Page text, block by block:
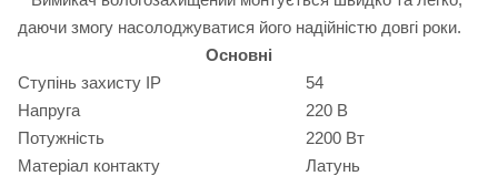
даючи змогу насолоджуватися його надійністю довгі роки.
Основні
Ступінь захисту IP
54
Напруга
220 В
Потужність
2200 Вт
Матеріал контакту
Латунь